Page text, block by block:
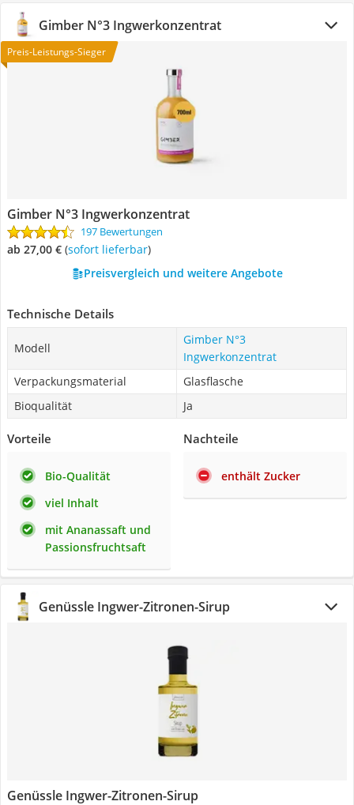
Gimber N°3 Ingwerkonzentrat
Preis-Leistungs-Sieger
Gimber N°3 Ingwerkonzentrat
197 Bewertungen
ab 27,00 € ( Sofort lieferbar)
Preisvergleich und weitere Angebote
Technische Details
Modell
Gimber N°3
Ingwerkonzentrat
Verpackungsmaterial
Glasflasche
Bioqualität
Ja
Vorteile
Bio-Qualität
viel Inhalt
mit Ananassaft und
Passionsfruchtsaft
Nachteile
enthält Zucker
Genüssle Ingwer-Zitronen-Sirup
Genüssle Ingwer-Zitronen-Sirup